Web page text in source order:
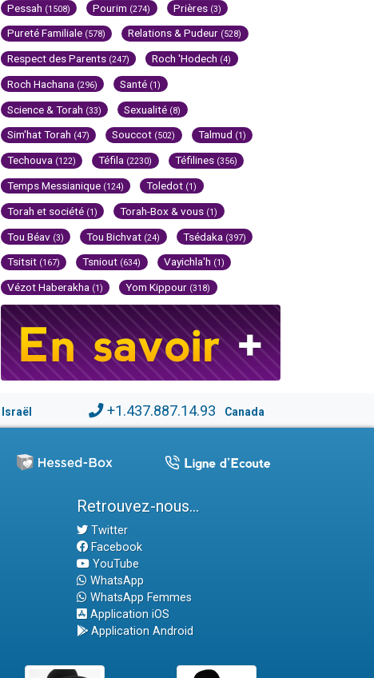
Pessah (1508) Pourim (274) Prières (3)
Pureté Familiale (578) Relations & Pudeur (528)
Respect des Parents (247) Roch 'Hodech (4)
Roch Hachana (296) Santé (1)
Science & Torah (33) Sexualité (8)
Sim'hat Torah (47) Souccot (502) Talmud (1)
Techouva (122) Téfila (2230) Téfilines (356)
Temps Messianique (124) Toledot (1)
Torah et société (1) Torah-Box & vous (1)
Tou Béav (3) Tou Bichvat (24) Tsédaka (397)
Tsitsit (167) Tsniout (634) Vayichla'h (1)
Vézot Haberakha (1) Yom Kippour (318)
Israël +1.437.887.14.93 Canada
Retrouvez-nous...
Twitter
Facebook
YouTube
WhatsApp
WhatsApp Femmes
Application iOS
Application Android